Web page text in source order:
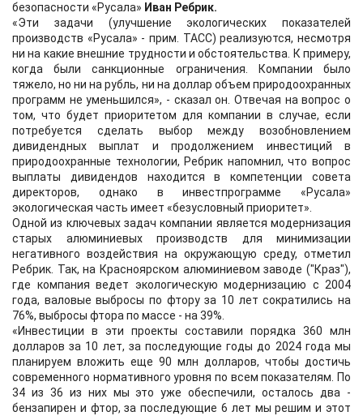
безопасности «Русала» Иван Ребрик.
«Эти задачи (улучшение экологических показателей
производств «Русала» - прим. ТАСС) реализуются, несмотря
ни на какие внешние трудности и обстоятельства. К примеру,
когда были санкционные ограничения. Компании было
тяжело, но ни на рубль, ни на доллар объем природоохранных
программ не уменьшился», - сказал он. Отвечая на вопрос о
том, что будет приоритетом для компании в случае, если
потребуется сделать выбор между возобновлением
дивидендных выплат и продолжением инвестиций в
природоохранные технологии, Ребрик напомнил, что вопрос
выплаты дивидендов находится в компетенции совета
директоров, однако в инвестпрограмме «Русала»
экологическая часть имеет «безусловный приоритет».
Одной из ключевых задач компании является модернизация
старых алюминиевых производств для минимизации
негативного воздействия на окружающую среду, отметил
Ребрик. Так, на Красноярском алюминиевом заводе ("Краз"),
где компания ведет экологическую модернизацию с 2004
года, валовые выбросы по фтору за 10 лет сократились на
76%, выбросы фтора по массе - на 39%.
«Инвестиции в эти проекты составили порядка 360 млн
долларов за 10 лет, за последующие годы до 2024 года мы
планируем вложить еще 90 млн долларов, чтобы достичь
современного нормативного уровня по всем показателям. По
34 из 36 из них мы это уже обеспечили, осталось два -
бензапирен и фтор, за последующие 6 лет мы решим и этот